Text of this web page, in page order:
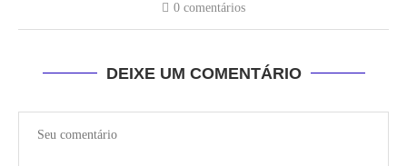
0 comentários
DEIXE UM COMENTÁRIO